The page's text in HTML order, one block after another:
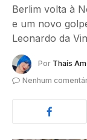
Berlim volta à
e um novo
Leonardo da
Por Thaís
Nenhum